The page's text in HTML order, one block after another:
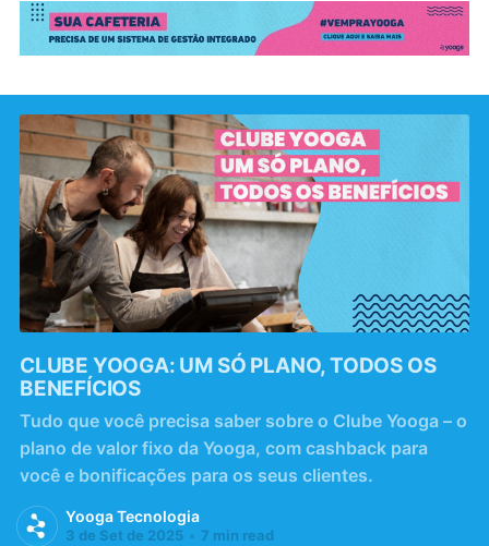
CLUBE YOOGA: UM SÓ PLANO, TODOS OS
BENEFÍCIOS
Tudo que você precisa saber sobre o Clube Yooga – o
plano de valor fixo da Yooga, com cashback para
você e bonificações para os seus clientes.
Yooga Tecnologia
3 de Set de 2025 • 7 min read